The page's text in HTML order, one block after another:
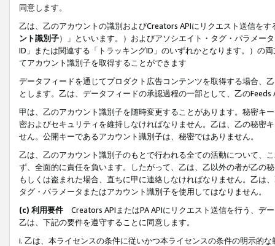
同意します。
乙は、乙のアカウントの識別およびCreators APIにリクエスト送信を
ント識別子）」といいます。）およびアソシエイト・タグ・パラメー
ID」または関連する「トラッキングID」のいずれかとなります。）の
てアカウント識別子を取得することができます
データフィードを通じてプロダクト広告コンテンツを取得する場合、
とします。乙は、データフィードの承認過程の一部として、乙の
甲は、乙のアカウント識別子を随時変更することがあります。秘密キ
密およびセキュリティを維持しなければなりません。乙は、乙の秘密
せん。公開キーであるアカウント識別子は、秘密ではありません。
乙は、乙のアカウント識別子のもとで行われる全ての活動について、
ず、全面的に責任を負います。したがって、乙は、乙以外の者が乙の
もしくは盗まれた場合、直ちに甲に連絡しなければなりません。乙は
タグ・パラメータまたはアカウント識別子を使用してはなりません。
(c) 利用要件 Creators APIまたはPA APIにリクエスト送信を行う、デ
乙は、下記の要件を遵守することに同意します。
i. 乙は、本ライセンスの条件に従いかつ本ライセンスの条件の明示的